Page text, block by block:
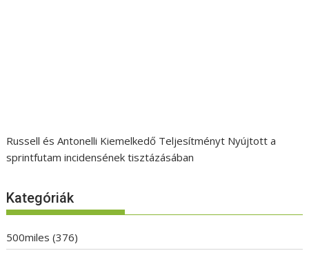
Russell és Antonelli Kiemelkedő Teljesítményt Nyújtott a
sprintfutam incidensének tisztázásában
Kategóriák
500miles (376)